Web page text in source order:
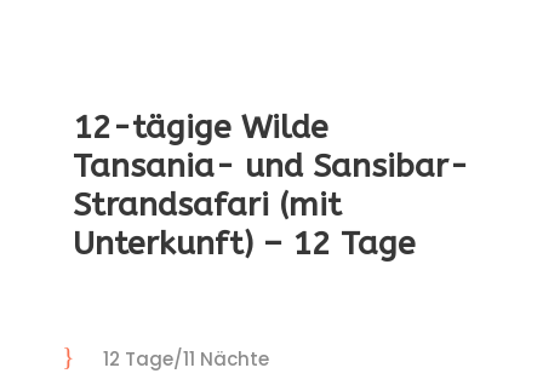
12-tägige Wilde
Tansania- und Sansibar-
Strandsafari (mit
Unterkunft) – 12 Tage
12 Tage/11 Nächte